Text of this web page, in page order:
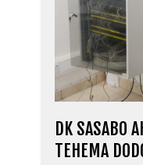
DK SASABO
TEHEMA